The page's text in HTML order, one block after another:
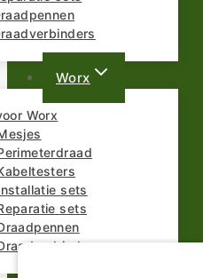
Worx
Worx
sets
sets